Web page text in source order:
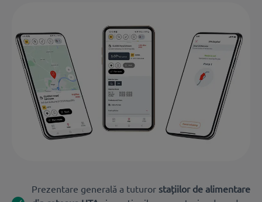
Prezentare generală a tuturor stațiilor de alimentare